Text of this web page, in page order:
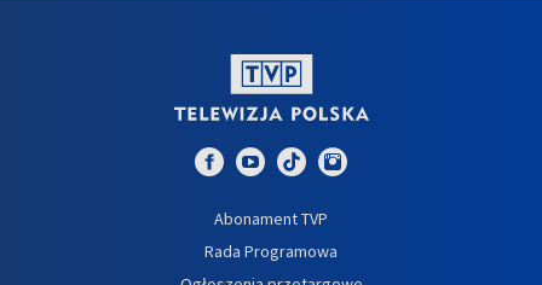
Abonament TVP
Rada Programowa